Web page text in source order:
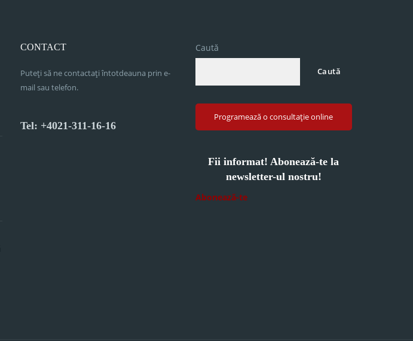
CONTACT
Puteți să ne contactați întotdeauna prin e-
mail sau telefon.
Tel: +4021-311-16-16
Caută
Caută
Programează o consultație online
Fii informat! Abonează-te la
newsletter-ul nostru!
Abonează-te